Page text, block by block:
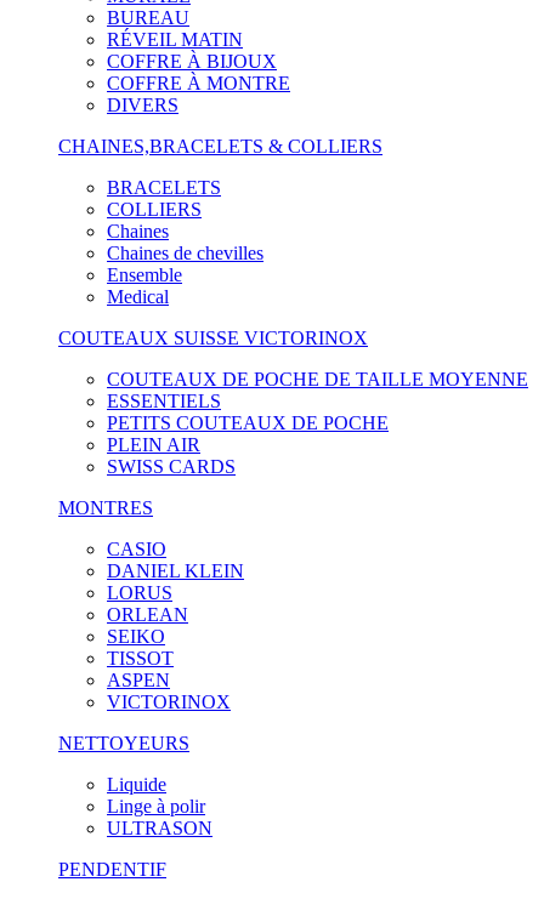
BUREAU
RÉVEIL MATIN
COFFRE À BIJOUX
COFFRE À MONTRE
DIVERS
CHAINES,BRACELETS & COLLIERS
BRACELETS
COLLIERS
Chaines
Chaines de chevilles
Ensemble
Medical
COUTEAUX SUISSE VICTORINOX
COUTEAUX DE POCHE DE TAILLE MOYENNE
ESSENTIELS
PETITS COUTEAUX DE POCHE
PLEIN AIR
SWISS CARDS
MONTRES
CASIO
DANIEL KLEIN
LORUS
ORLEAN
SEIKO
TISSOT
ASPEN
VICTORINOX
NETTOYEURS
Liquide
Linge à polir
ULTRASON
PENDENTIF